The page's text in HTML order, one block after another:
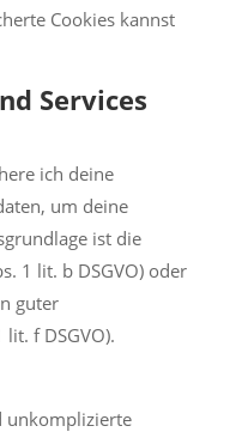
Cookies kannst
Services
ich deine
um deine
ist die
1 lit. b DSGVO) oder
guter
f DSGVO).
unkomplizierte